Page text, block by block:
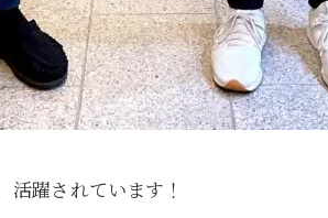
躍されています！